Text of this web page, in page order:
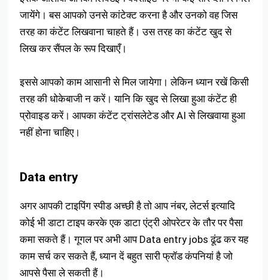
जायेंगे। बस आपको उनसे कांटेक्ट करना है और उनको वह जिस
तरह का कंटेंट लिखवाना चाहते हैं। उस तरह का कंटेंट खुद से
लिख कर सैंपल के रूप दिखाएँ।
इससे आपको काम आसानी से मिल जायेगा। लेकिन ध्यान रखें किसी
तरह की धोकेबाजी न करें। यानि कि खुद से लिखा हुआ कंटेंट ही
प्रोवाइड करें। आपका कंटेंट ट्रांसलेटेड और AI से लिखवाया हुआ
नहीं होना चाहिए।
Data entry
अगर आपकी टाइपिंग स्पीड अच्छी है तो आप नंबर, लेटर्स इत्यादि
कोई भी डाटा टाइप करके एक डाटा एंट्री ओपरेटर के तौर पर पैसा
कमा सकते हैं। गूगल पर अभी आप Data entry jobs ढूंढ कर यह
काम सर्च कर सकते हैं, ध्यान दें बहुत सारी फ्रॉड कंपनियां है जो
आपसे पैसा ले सकती हैं।